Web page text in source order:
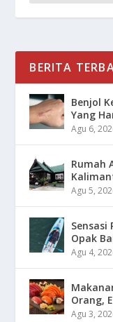
BERITA
Benjol
Yang
Agu 6,
Rumah
Agu 5,
Sensasi
Opak
Agu 4,
Orang,
Agu 3,